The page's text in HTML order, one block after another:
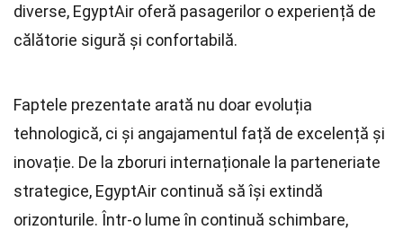
diverse, EgyptAir oferă pasagerilor o experiență de
călătorie sigură și confortabilă.
Faptele prezentate arată nu doar evoluția
tehnologică, ci și angajamentul față de excelență și
inovație. De la zboruri internaționale la parteneriate
strategice, EgyptAir continuă să își extindă
orizonturile. Într-o lume în continuă schimbare,